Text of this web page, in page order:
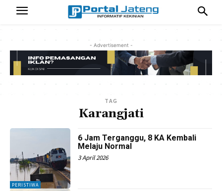
- Advertisement -
TAG
Karangjati
PERISTIWA
6 Jam Terganggu, 8 KA Kembali
Melaju Normal
3 April 2026